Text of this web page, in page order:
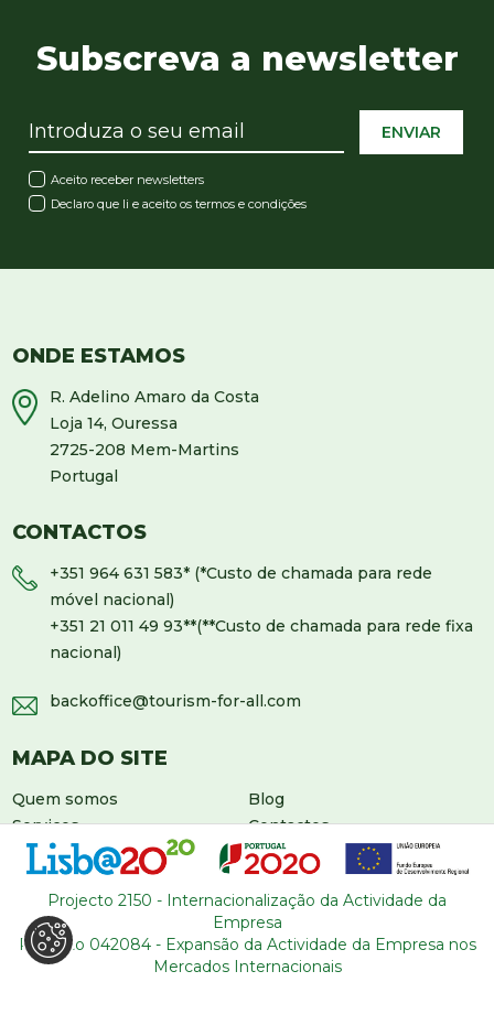
Subscreva a newsletter
ENVIAR
Aceito receber newsletters
Declaro que li e aceito ostermos e condições
ONDE ESTAMOS
R. Adelino Amaro da Costa
Loja 14, Ouressa
2725-208 Mem-Martins
Portugal
CONTACTOS
+351 964 631 583* (*Custo de chamada para rede
móvel nacional)
+351 21 011 49 93**(**Custo de chamada para rede fixa
nacional)
backoffice@tourism-for-all.com
MAPA DO SITE
Quem somos
Serviços
Roteiros
Sobre Portugal
Blog
Contactos
Condições gerais
Projecto 2150 - Internacionalização da Actividade da
Empresa
Projecto 042084 - Expansão da Actividade da Empresa nos
Mercados Internacionais